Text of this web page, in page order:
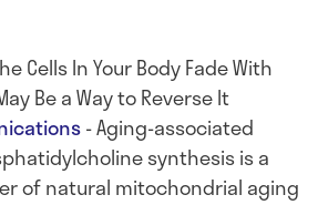
Cells In Your Body Fade With
Be a Way to Reverse It
- Aging-associated
synthesis is a
of natural mitochondrial aging